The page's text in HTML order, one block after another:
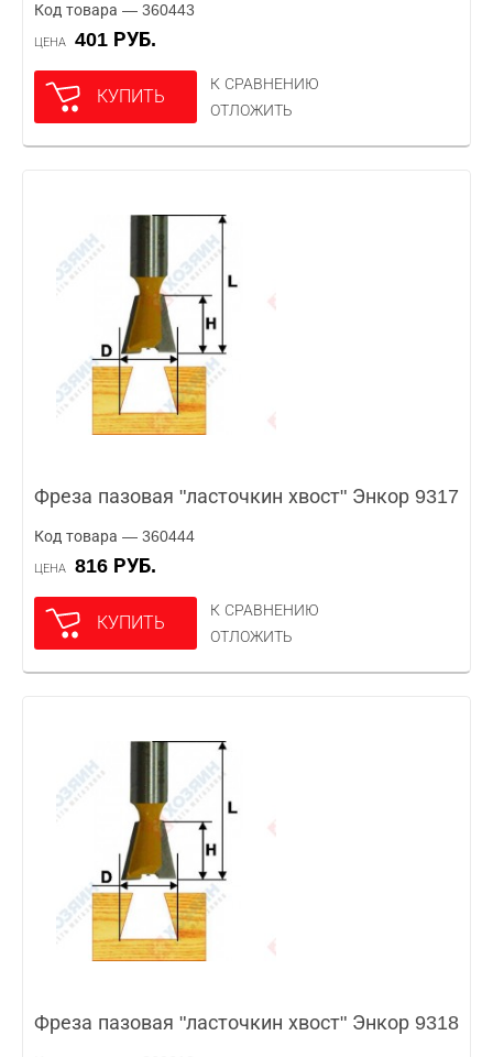
Код товара — 360443
ЦЕНА 401 РУБ.
КУПИТЬ
К СРАВНЕНИЮ
ОТЛОЖИТЬ
Фреза пазовая "ласточкин хвост" Энкор 9317
Код товара — 360444
ЦЕНА 816 РУБ.
КУПИТЬ
К СРАВНЕНИЮ
ОТЛОЖИТЬ
Фреза пазовая "ласточкин хвост" Энкор 9318